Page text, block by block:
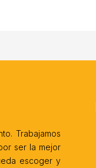
Trabajamos
ser la mejor
escoger y